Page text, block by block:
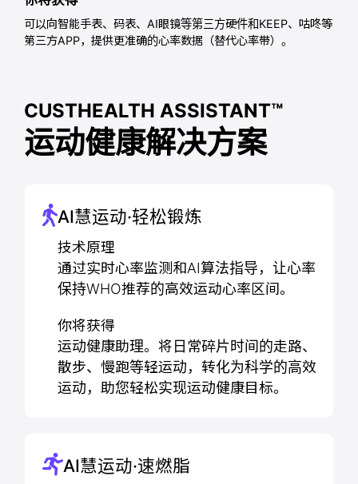
可以向智能手表、码表、AI眼镜等第三方硬件和KEEP、咕咚等
第三方APP，提供更准确的心率数据（替代心率带）。
CUSTHEALTH ASSISTANT™
运动健康解决方案
AI慧运动·轻松锻炼
技术原理
通过实时心率监测和AI算法指导，让心率
保持WHO推荐的高效运动心率区间。
你将获得
运动健康助理。将日常碎片时间的走路、
散步、慢跑等轻运动，转化为科学的高效
运动，助您轻松实现运动健康目标。
AI慧运动·速燃脂